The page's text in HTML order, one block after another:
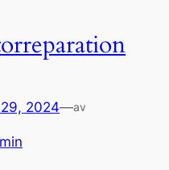
2024—av